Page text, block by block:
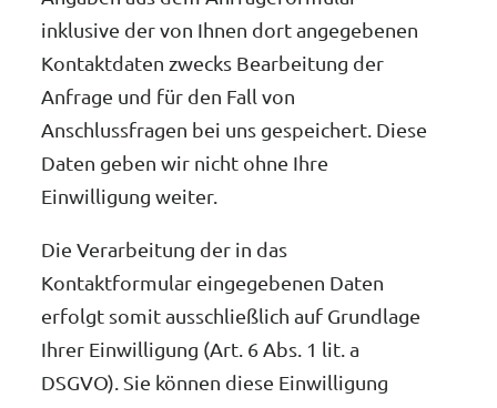
inklusive der von Ihnen dort angegebenen
Kontaktdaten zwecks Bearbeitung der
Anfrage und für den Fall von
Anschlussfragen bei uns gespeichert. Diese
Daten geben wir nicht ohne Ihre
Einwilligung weiter.
Die Verarbeitung der in das
Kontaktformular eingegebenen Daten
erfolgt somit ausschließlich auf Grundlage
Ihrer Einwilligung (Art. 6 Abs. 1 lit. a
DSGVO). Sie können diese Einwilligung